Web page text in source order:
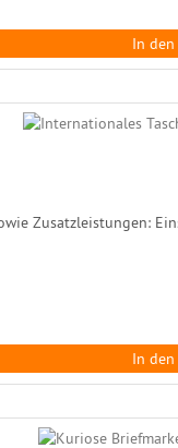
In den
Zusatzleistungen:
In den